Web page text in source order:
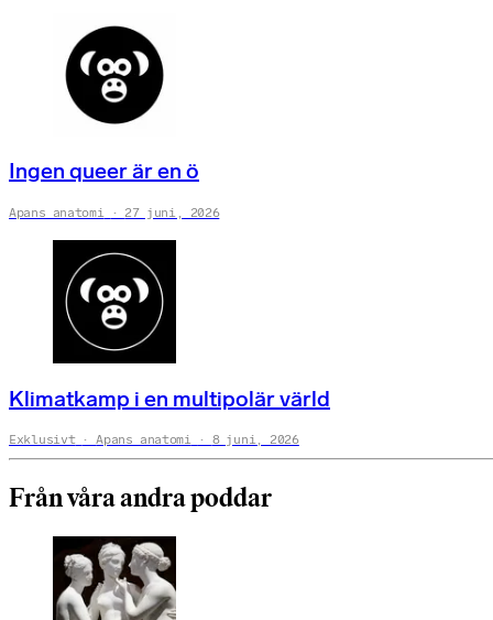
Ingen queer är en ö
Apans anatomi 27 juni, 2026
Klimatkamp i en multipolär värld
Exklusivt Apans anatomi 8 juni, 2026
Från våra andra poddar